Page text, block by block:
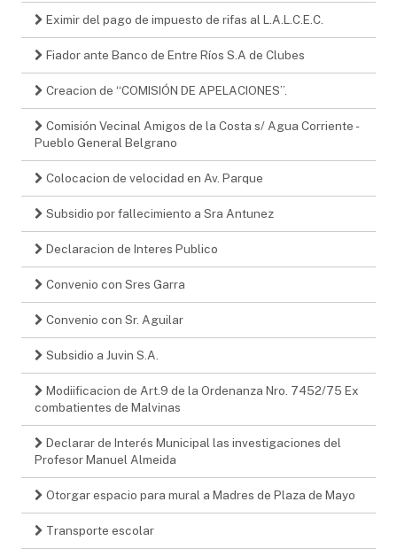
Eximir del pago de impuesto de rifas al L.A.L.C.E.C.
Fiador ante Banco de Entre Ríos S.A de Clubes
Creacion de “COMISIÓN DE APELACIONES”.
Comisión Vecinal Amigos de la Costa s/ Agua Corriente -
Pueblo General Belgrano
Colocacion de velocidad en Av. Parque
Subsidio por fallecimiento a Sra Antunez
Declaracion de Interes Publico
Convenio con Sres Garra
Convenio con Sr. Aguilar
Subsidio a Juvin S.A.
Modiificacion de Art.9 de la Ordenanza Nro. 7452/75 Ex
combatientes de Malvinas
Declarar de Interés Municipal las investigaciones del
Profesor Manuel Almeida
Otorgar espacio para mural a Madres de Plaza de Mayo
Transporte escolar